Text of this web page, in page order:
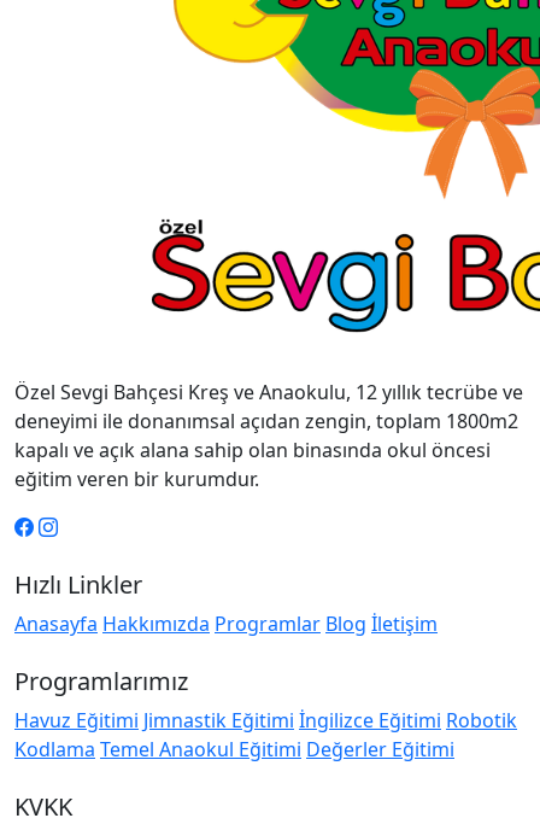
Özel Sevgi Bahçesi Kreş ve Anaokulu, 12 yıllık tecrübe ve
deneyimi ile donanımsal açıdan zengin, toplam 1800m2
kapalı ve açık alana sahip olan binasında okul öncesi
eğitim veren bir kurumdur.
Hızlı Linkler
Anasayfa Hakkımızda Programlar Blog İletişim
Programlarımız
Havuz Eğitimi Jimnastik Eğitimi İngilizce Eğitimi Robotik
Kodlama Temel Anaokul Eğitimi Değerler Eğitimi
KVKK